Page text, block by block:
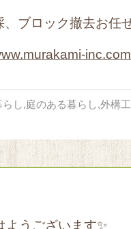
ブロック撤去お任
し,庭のある暮らし,外構
ようございます✨